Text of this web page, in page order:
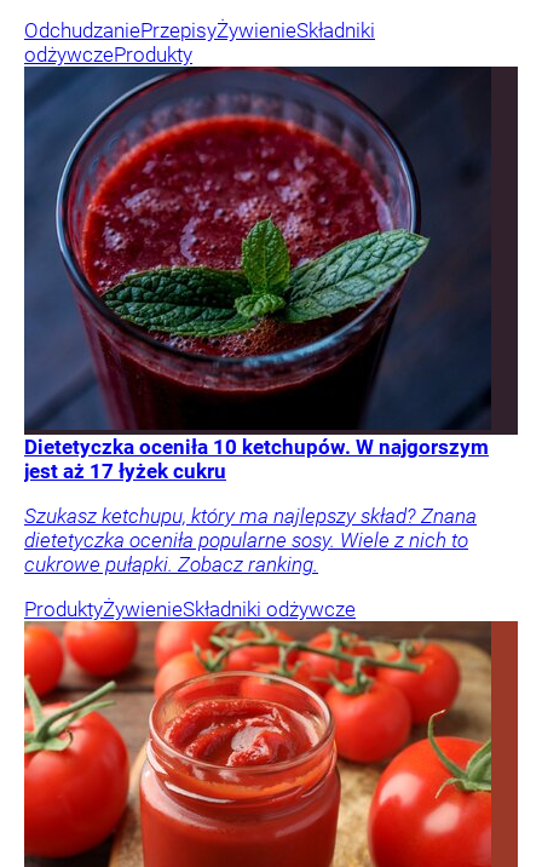
OdchudzaniePrzepisyŻywienieSkładniki
odżywczeProdukty
Dietetyczka oceniła 10 ketchupów. W najgorszym
jest aż 17 łyżek cukru
Szukasz ketchupu, który ma najlepszy skład? Znana
dietetyczka oceniła popularne sosy. Wiele z nich to
cukrowe pułapki. Zobacz ranking.
ProduktyŻywienieSkładniki odżywcze